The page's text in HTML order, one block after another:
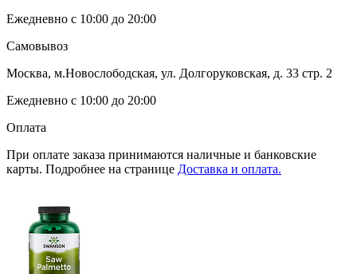
Ежедневно с 10:00 до 20:00
Самовывоз
Москва, м.Новослободская, ул. Долгоруковская, д. 33 стр. 2
Ежедневно с 10:00 до 20:00
Оплата
При оплате заказа принимаются наличные и банковские
карты. Подробнее на странице Доставка и оплата.